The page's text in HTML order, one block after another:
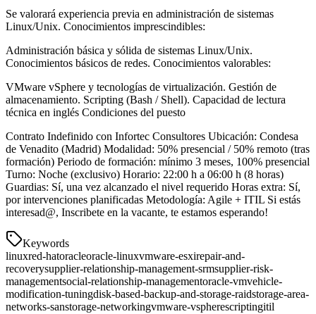
Se valorará experiencia previa en administración de sistemas
Linux/Unix. Conocimientos imprescindibles:
Administración básica y sólida de sistemas Linux/Unix.
Conocimientos básicos de redes. Conocimientos valorables:
VMware vSphere y tecnologías de virtualización. Gestión de
almacenamiento. Scripting (Bash / Shell). Capacidad de lectura
técnica en inglés Condiciones del puesto
Contrato Indefinido con Infortec Consultores Ubicación: Condesa
de Venadito (Madrid) Modalidad: 50% presencial / 50% remoto (tras
formación) Periodo de formación: mínimo 3 meses, 100% presencial
Turno: Noche (exclusivo) Horario: 22:00 h a 06:00 h (8 horas)
Guardias: Sí, una vez alcanzado el nivel requerido Horas extra: Sí,
por intervenciones planificadas Metodología: Agile + ITIL Si estás
interesad@, Inscribete en la vacante, te estamos esperando!
Keywords
linuxred-hatoracleoracle-linuxvmware-esxirepair-and-
recoverysupplier-relationship-management-srmsupplier-risk-
managementsocial-relationship-managementoracle-vmvehicle-
modification-tuningdisk-based-backup-and-storage-raidstorage-area-
networks-sanstorage-networkingvmware-vspherescriptingitil